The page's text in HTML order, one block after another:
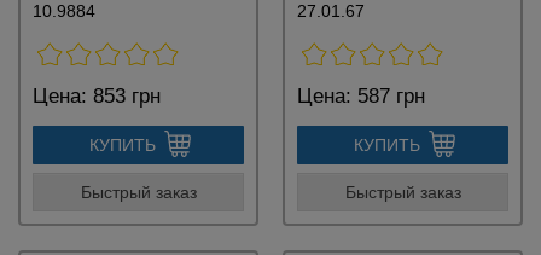
10.9884
Цена: 853 грн
КУПИТЬ
Быстрый заказ
27.01.67
Цена: 587 грн
КУПИТЬ
Быстрый заказ